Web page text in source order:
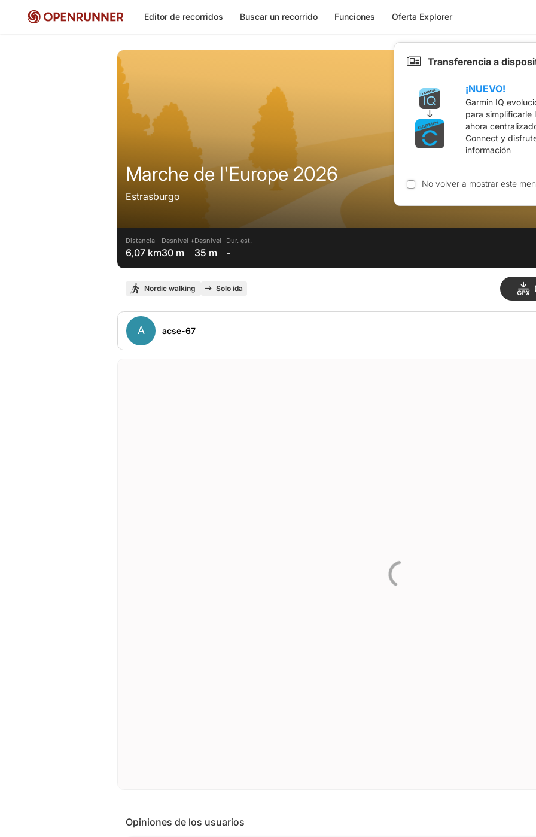
Editor de recorridos Buscar un recorrido Funciones Oferta Explorer
Marche de l'Europe 2026
Estrasburgo
Distancia
6,07 km
Desnivel +
30 m
Desnivel -
35 m
Dur. est.
-
Nordic walking Solo ida
A acse-67
Opiniones de los usuarios
Transferencia a
¡NUEVO!
Garmin IQ
para simplificarle
ahora
Connect y
información
No volver a mostrar este